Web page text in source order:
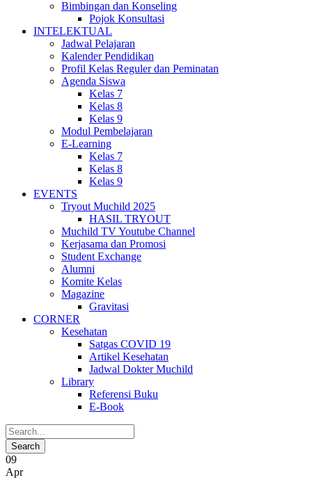
Bimbingan dan Konseling
Pojok Konsultasi
INTELEKTUAL
Jadwal Pelajaran
Kalender Pendidikan
Profil Kelas Reguler dan Peminatan
Agenda Siswa
Kelas 7
Kelas 8
Kelas 9
Modul Pembelajaran
E-Learning
Kelas 7
Kelas 8
Kelas 9
EVENTS
Tryout Muchild 2025
HASIL TRYOUT
Muchild TV Youtube Channel
Kerjasama dan Promosi
Student Exchange
Alumni
Komite Kelas
Magazine
Gravitasi
CORNER
Kesehatan
Satgas COVID 19
Artikel Kesehatan
Jadwal Dokter Muchild
Library
Referensi Buku
E-Book
09
Apr